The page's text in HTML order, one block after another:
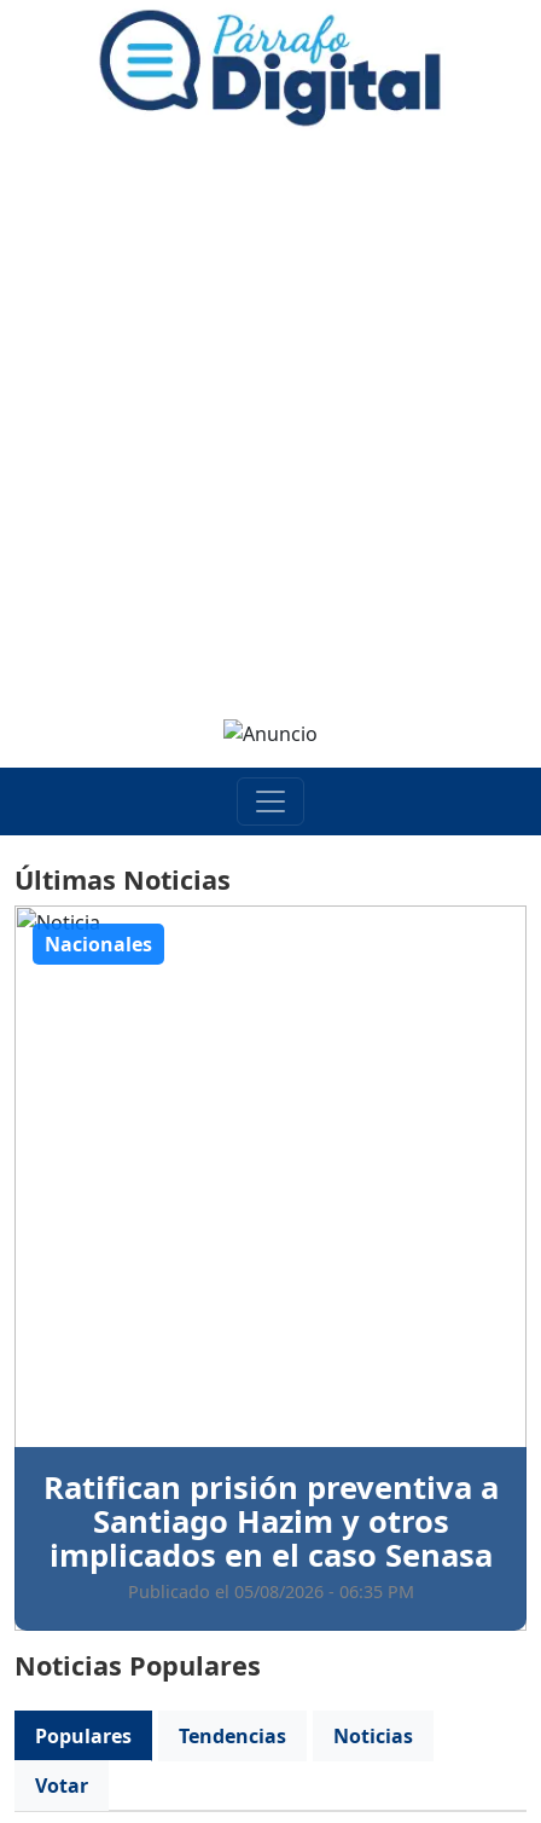
Últimas Noticias
Nacionales
Ratifican prisión preventiva a
Santiago Hazim y otros
implicados en el caso Senasa
Publicado el 05/08/2026 - 06:35 PM
Noticias Populares
Populares Tendencias
Noticias
Votar